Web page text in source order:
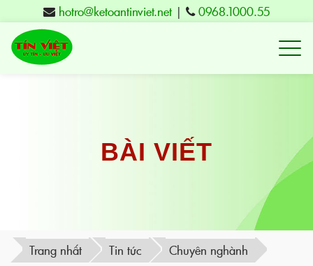
hotro@ketoantinviet.net| 0968.1000.55
Kế
Phú
Yên
tạo
BÀI VIẾT
Trang nhất Tin tức Chuyên nghành